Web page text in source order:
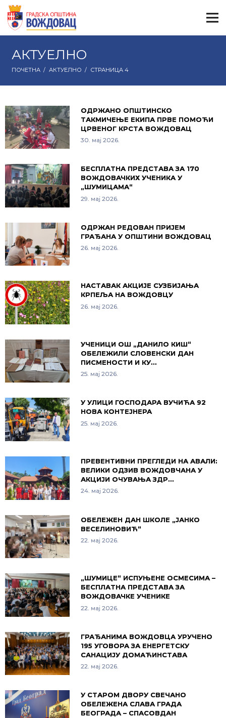
АКТУЕЛНО
ПОЧЕТНА / АКТУЕЛНО / СТРАНИЦА 4
ОДРЖАНО ОПШТИНСКО
ТАКМИЧЕЊЕ ЕКИПА ПРВЕ ПОМОЋИ
ЦРВЕНОГ КРСТА ВОЖДОВАЦ
30. мај 2026.
БЕСПЛАТНА ПРЕДСТАВА ЗА 170
ВОЖДОВАЧКИХ УЧЕНИКА У
„ШУМИЦАМА“
29. мај 2026.
ОДРЖАН РЕДОВАН ПРИЈЕМ
ГРАЂАНА У ОПШТИНИ ВОЖДОВАЦ
26. мај 2026.
НАСТАВАК АКЦИЈЕ СУЗБИЈАЊА
КРПЕЉА НА ВОЖДОВЦУ
26. мај 2026.
УЧЕНИЦИ ОШ „ДАНИЛО КИШ“
ОБЕЛЕЖИЛИ СЛОВЕНСКИ ДАН
ПИСМЕНОСТИ И КУ…
25. мај 2026.
У УЛИЦИ ГОСПОДАРА ВУЧИЋА 92
НОВА КОНТЕЈНЕРА
25. мај 2026.
ПРЕВЕНТИВНИ ПРЕГЛЕДИ НА АВАЛИ:
ВЕЛИКИ ОДЗИВ ВОЖДОВЧАНА У
АКЦИЈИ ОЧУВАЊА ЗДР…
24. мај 2026.
ОБЕЛЕЖЕН ДАН ШКОЛЕ „ЈАНКО
ВЕСЕЛИНОВИЋ“
22. мај 2026.
„ШУМИЦЕ“ ИСПУЊЕНЕ ОСМЕСИМА –
БЕСПЛАТНА ПРЕДСТАВА ЗА
ВОЖДОВАЧКЕ УЧЕНИКЕ
22. мај 2026.
ГРАЂАНИМА ВОЖДОВЦА УРУЧЕНО
195 УГОВОРА ЗА ЕНЕРГЕТСКУ
САНАЦИЈУ ДОМАЋИНСТАВА
22. мај 2026.
У СТАРОМ ДВОРУ СВЕЧАНО
ОБЕЛЕЖЕНА СЛАВА ГРАДА
БЕОГРАДА – СПАСОВДАН